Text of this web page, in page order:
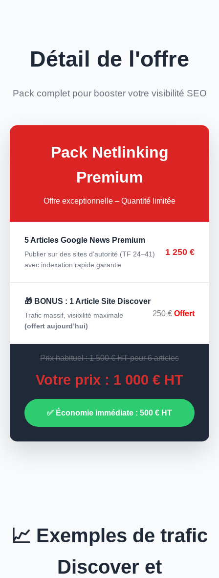
Détail de l'offre
Pack complet pour booster votre visibilité SEO
Pack Netlinking
Premium
Offre exceptionnelle – Quantité limitée
5 Articles Google News Premium
Publier sur des sites d’autorité (TF 24–41)
avec indexation rapide garantie
1 250 €
🎁 BONUS : 1 Article Site Discover
Trafic massif, visibilité maximale
(offert aujourd’hui)
250 € Offert
Prix habituel : 1 500 € HT pour 6 articles
Votre prix : 1 000 € HT
✅ Économie immédiate : 500 € HT
📈 Exemples de trafic
Discover et